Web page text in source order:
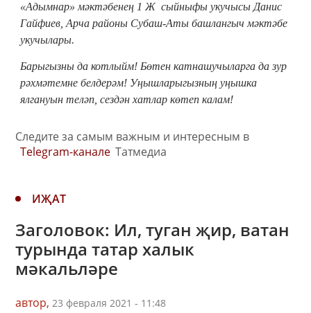
«Адымнар» мәктәбенең 1 Ж сыйныфы укучысы Данис
Гайфиев, Арча районы Субаш-Аты башлангыч мәктәбе
укучылары.
Барыгызны да котлыйм! Бөтен катнашучыларга да зур
рәхмәтемне белдерәм! Уңышларыгызның уңышка
ялгануын теләп, сездән хатлар көтеп калам!
Следите за самым важным и интересным в
Telegram-канале Татмедиа
ИҖАТ
Заголовок: Ил, туган җир, ватан
турында татар халык
мәкальләре
автор, 23 февраля 2021 - 11:48